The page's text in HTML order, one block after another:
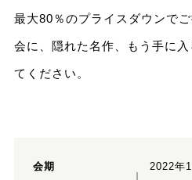
最大80％のプライスダウンで
会に、隠れた名作、もう手に
てください。
会期
2022年